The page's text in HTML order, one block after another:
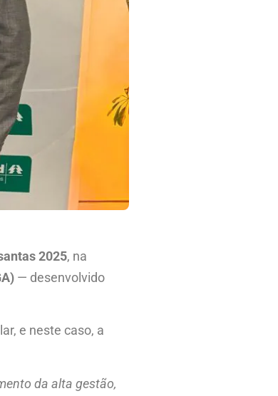
2025, na
— desenvolvido
e neste caso, a
da alta gestão,